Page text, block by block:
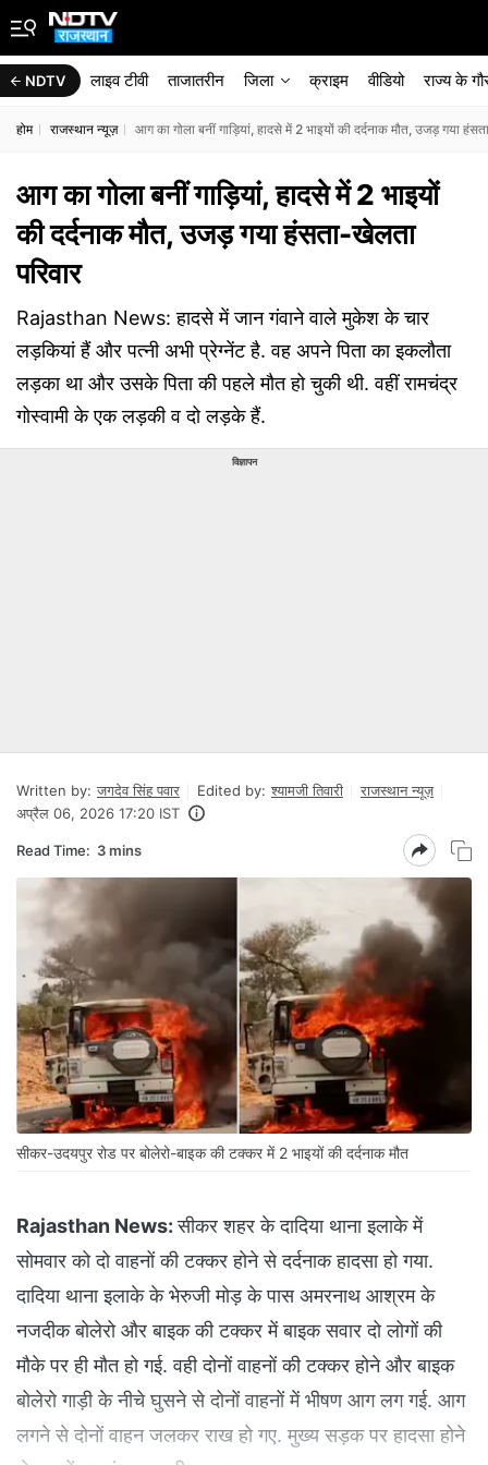
NDTV लाइव टीवी ताजातरीन जिला क्राइम वीडियो राज्‍य के
होम राजस्थान न्यूज़ आग का गोला बनीं गाड़ियां, हादसे में 2 भाइयों की दर्दनाक मौत, उजड़ गया
आग का गोला बनीं गाड़ियां, हादसे में 2 भाइयों
की दर्दनाक मौत, उजड़ गया हंसता-खेलता
परिवार
Rajasthan News: हादसे में जान गंवाने वाले मुकेश के चार
लड़कियां हैं और पत्नी अभी प्रेग्नेंट है. वह अपने पिता का इकलौता
लड़का था और उसके पिता की पहले मौत हो चुकी थी. वहीं रामचंद्र
गोस्वामी के एक लड़की व दो लड़के हैं.
विज्ञापन
Written by: जगदेव सिंह पवार Edited by: श्यामजी तिवारी
राजस्थान न्यूज़
अप्रैल 06, 2026 17:20 IST
Read Time: 3 mins
सीकर-उदयपुर रोड पर बोलेरो-बाइक की टक्कर में 2 भाइयों की दर्दनाक मौत
Rajasthan News:सीकर शहर के दादिया थाना इलाके में
सोमवार को दो वाहनों की टक्कर होने से दर्दनाक हादसा हो गया.
दादिया थाना इलाके के भेरुजी मोड़ के पास अमरनाथ आश्रम के
नजदीक बोलेरो और बाइक की टक्कर में बाइक सवार दो लोगों की
मौके पर ही मौत हो गई. वही दोनों वाहनों की टक्कर होने और बाइक
बोलेरो गाड़ी के नीचे घुसने से दोनों वाहनों में भीषण आग लग गई. आग
लगने से दोनों वाहन जलकर राख हो गए. मुख्य सड़क पर हादसा होने